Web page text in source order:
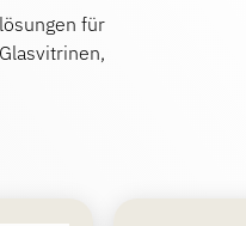
für